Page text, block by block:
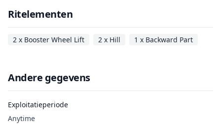
Ritelementen
2 x Booster Wheel Lift 2 x Hill 1 x Backward Part
Andere gegevens
Exploitatieperiode
Anytime